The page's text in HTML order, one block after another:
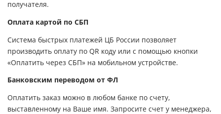
получателя.
Оплата картой по СБП
Система быстрых платежей ЦБ России позволяет
производить оплату по QR коду или с помощью кнопки
«Оплатить через СБП» на мобильном устройстве.
Банковским переводом от ФЛ
Оплатить заказ можно в любом банке по счету,
выставленному на Ваше имя. Запросите счет у менеджера,